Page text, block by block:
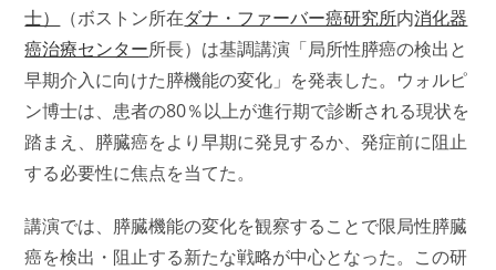
士）
（ボストン所在ダナ・ファーバー癌研究所内消化器
癌治療センター所長）は基調講演「局所性膵癌の検出と
早期介入に向けた膵機能の変化」を発表した。ウォルピ
ン博士は、患者の80％以上が進行期で診断される現状を
踏まえ、膵臓癌をより早期に発見するか、発症前に阻止
する必要性に焦点を当てた。
講演では、膵臓機能の変化を観察することで限局性膵臓
癌を検出・阻止する新たな戦略が中心となった。この研